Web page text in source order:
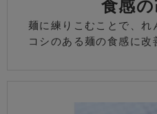
食感
麺に練りこむことで、れ
コシのある麺の食感に改